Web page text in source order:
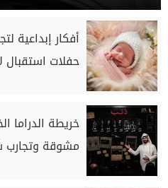
أفكار إبداعية
حفلات استقبال
خريطة الدراما
مشوقة وتجارب